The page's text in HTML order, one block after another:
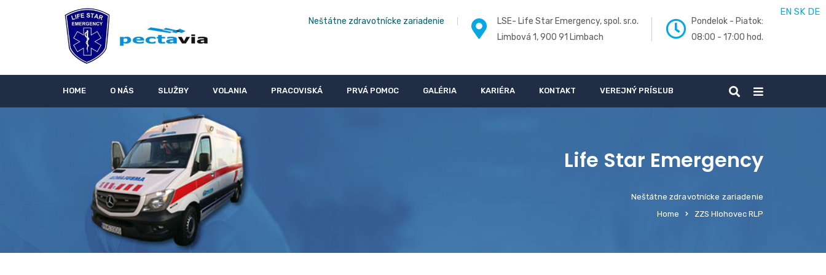
Neštátne zdravotnícke zariadenie
LSE- Life Star Emergency, spol. sr.o.
Limbová 1, 900 91 Limbach
Pondelok - Piatok:
08:00 - 17:00 hod.
HOME O NÁS SLUŽBY VOLANIA PRACOVISKÁ PRVÁ POMOC GALÉRIA KARIÉRA KONTAKT VEREJNÝ PRÍSĽUB
Life Star Emergency
Neštátne zdravotnícke zariadenie
Home
ZZS Hlohovec RLP
EN SK DE